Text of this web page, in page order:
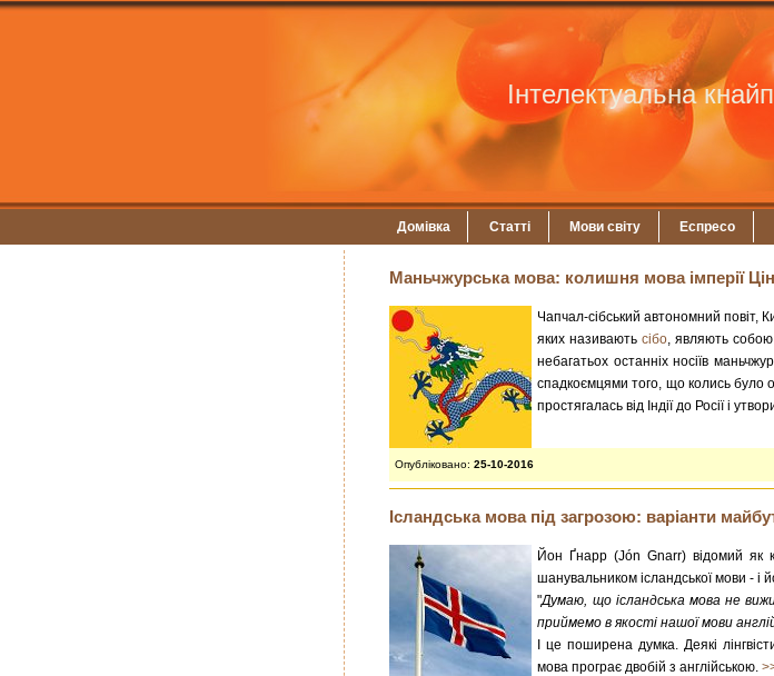
Інтелектуальна
Домівка Статті Мови світу Еспресо
Маньчжурська мова: колишня мова імперії
Чапчал-сібський автономний повіт,
яких називаютьсібо, являють собою
небагатьох останніх носіїв
спадкоємцями того, що колись було
простягалась від Індії до Росії і
Опубліковано:25-10-2016
Ісландська мова під загрозою: варіанти
Йон Ґнарр (Jón Gnarr) відомий як
шанувальником ісландської мови - і
"Думаю, що ісландська мова не
приймемо в якості нашої мови
І це поширена думка. Деякі
мова програє двобій з англійською.